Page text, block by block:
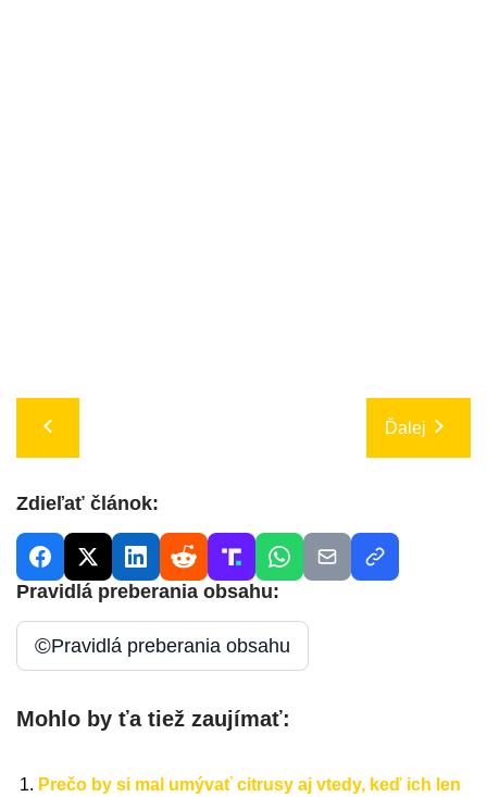
Ďalej
Zdieľať článok:
Pravidlá preberania obsahu:
©Pravidlá preberania obsahu
Mohlo by ťa tiež zaujímať:
Prečo by si mal umývať citrusy aj vtedy, keď ich len